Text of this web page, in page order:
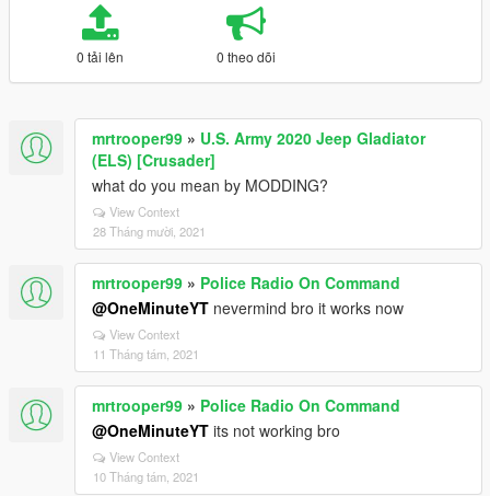
0 tải lên 0 theo dõi
mrtrooper99 » U.S. Army 2020 Jeep Gladiator
(ELS) [Crusader]
what do you mean by MODDING?
View Context
28 Tháng mười, 2021
mrtrooper99 » Police Radio On Command
@OneMinuteYT nevermind bro it works now
View Context
11 Tháng tám, 2021
mrtrooper99 » Police Radio On Command
@OneMinuteYT its not working bro
View Context
10 Tháng tám, 2021